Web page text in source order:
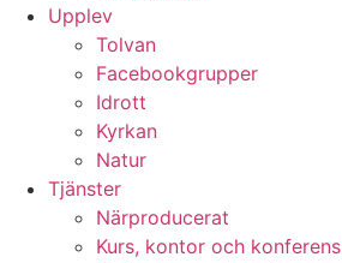
Upplev
Tolvan
Facebookgrupper
Idrott
Kyrkan
Natur
Tjänster
Närproducerat
Kurs, kontor och konferens